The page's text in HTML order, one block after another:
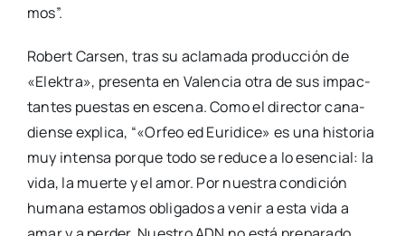
mos”.
Robert Car­sen, tras su acla­ma­da pro­duc­ción de
«Elek­tra», pre­sen­ta en Valen­cia otra de sus impac­
tan­tes pues­tas en esce­na. Como el direc­tor cana­
dien­se expli­ca, “«Orfeo ed Euri­di­ce» es una his­to­ria
muy inten­sa por­que todo se redu­ce a lo esen­cial: la
vida, la muer­te y el amor. Por nues­tra con­di­ción
huma­na esta­mos obli­ga­dos a venir a esta vida a